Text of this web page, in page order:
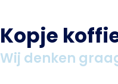
Kopje
Wij denken